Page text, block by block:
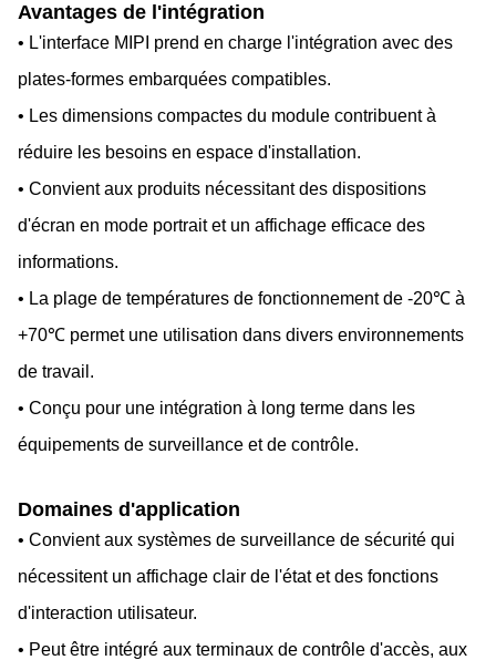
Avantages de l'intégration
• L'interface MIPI prend en charge l'intégration avec des
plates-formes embarquées compatibles.
• Les dimensions compactes du module contribuent à
réduire les besoins en espace d'installation.
• Convient aux produits nécessitant des dispositions
d'écran en mode portrait et un affichage efficace des
informations.
• La plage de températures de fonctionnement de -20℃ à
+70℃ permet une utilisation dans divers environnements
de travail.
• Conçu pour une intégration à long terme dans les
équipements de surveillance et de contrôle.
Domaines d'application
• Convient aux systèmes de surveillance de sécurité qui
nécessitent un affichage clair de l'état et des fonctions
d'interaction utilisateur.
• Peut être intégré aux terminaux de contrôle d'accès, aux